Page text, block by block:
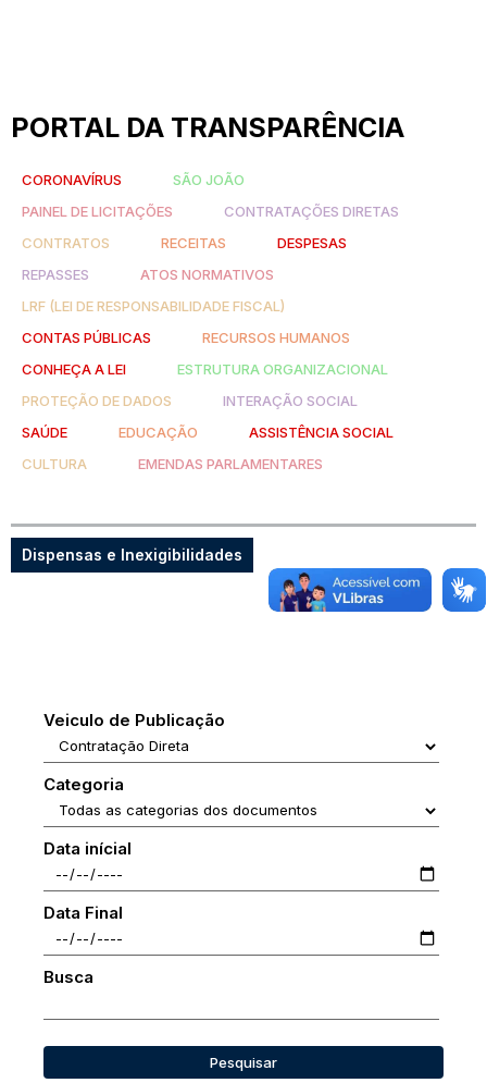
PORTAL DA TRANSPARÊNCIA
CORONAVÍRUS
SÃO JOÃO
PAINEL DE LICITAÇÕES
CONTRATAÇÕES DIRETAS
CONTRATOS
RECEITAS
DESPESAS
REPASSES
ATOS NORMATIVOS
LRF (LEI DE RESPONSABILIDADE FISCAL)
CONTAS PÚBLICAS
RECURSOS HUMANOS
CONHEÇA A LEI
ESTRUTURA ORGANIZACIONAL
PROTEÇÃO DE DADOS
INTERAÇÃO SOCIAL
SAÚDE
EDUCAÇÃO
ASSISTÊNCIA SOCIAL
CULTURA
EMENDAS PARLAMENTARES
Dispensas e Inexigibilidades
Veiculo de Publicação
Categoria
Data inícial
Data Final
Busca
Pesquisar